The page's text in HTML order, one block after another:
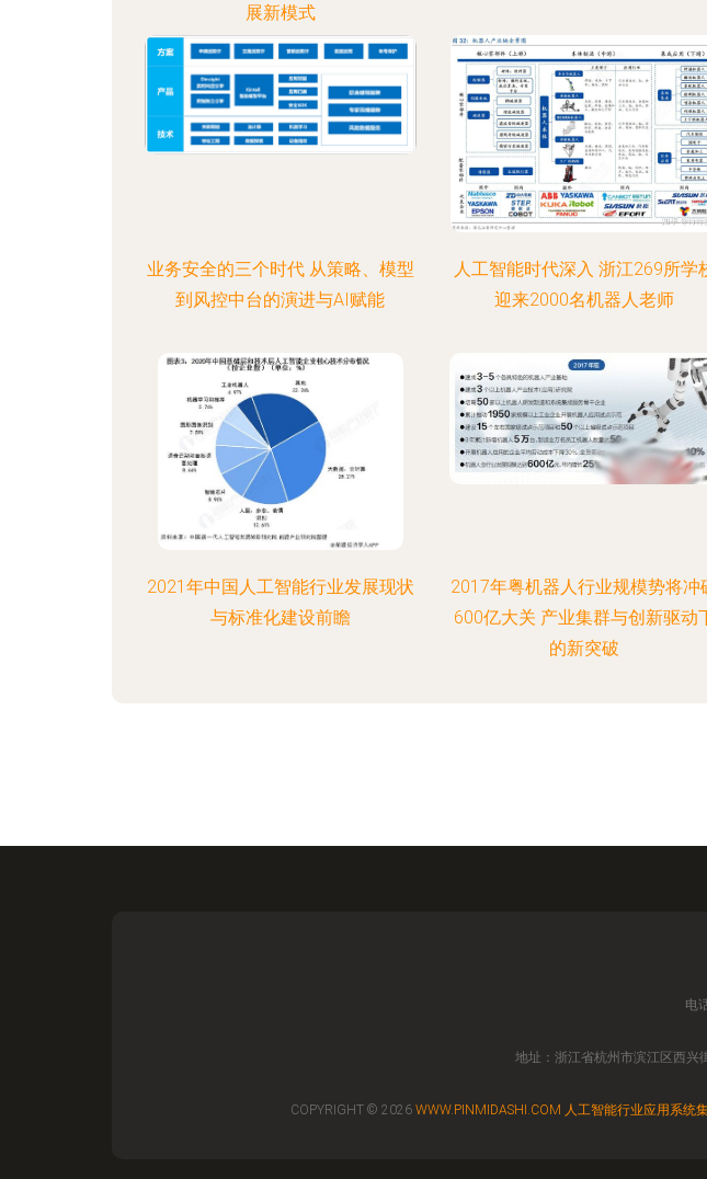
展新模式
业务安全的三个时代 从策略、模型
到风控中台的演进与AI赋能
人工智能时代深入 浙江269所学
迎来2000名机器人老师
2021年中国人工智能行业发展现状
与标准化建设前瞻
2017年粤机器人行业规模势将冲
600亿大关 产业集群与创新驱动
的新突破
电
地址：浙江省杭州市滨江区西兴
COPYRIGHT © 2026 WWW.PINMIDASHI.COM 人工智能行业应用系统